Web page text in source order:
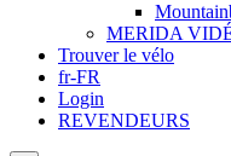
MERIDA
Trouver le vélo
fr-FR
Login
REVENDEURS